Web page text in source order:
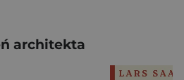
architekta